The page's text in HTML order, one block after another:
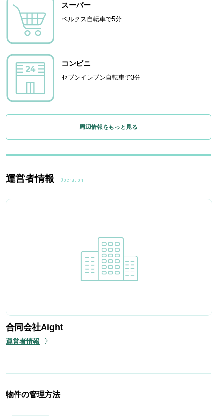
スーパー
ベルクス自転車で5分
コンビニ
セブンイレブン自転車で3分
周辺情報をもっと見る
運営者情報 Operation
合同会社Aight
運営者情報
物件の管理方法